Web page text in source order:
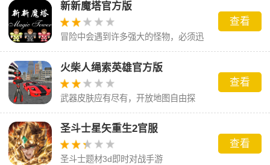
新新魔塔官方版
冒险中会遇到许多强大的怪物，必须迅
速击败它们
查看
火柴人绳索英雄官方版
武器皮肤应有尽有，开放地图自由探
索。
查看
圣斗士星矢重生2官服
圣斗士题材3d即时对战手游
查看